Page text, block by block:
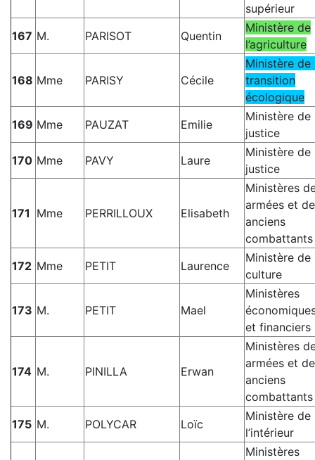
supérieur
167 M. PARISOT Quentin
Ministère de
l’agriculture
168 Mme PARISY Cécile
Ministère de
transition
écologique
169 Mme PAUZAT Emilie
Ministère de
justice
170 Mme PAVY Laure
Ministère de
justice
171 Mme PERRILLOUX Elisabeth
Ministères
armées et
anciens
combattants
172 Mme PETIT Laurence
Ministère de
culture
173 M. PETIT Mael
Ministères
et financiers
174 M. PINILLA Erwan
Ministères
armées et
anciens
combattants
175 M. POLYCAR Loïc
Ministère de
l’intérieur
Ministères